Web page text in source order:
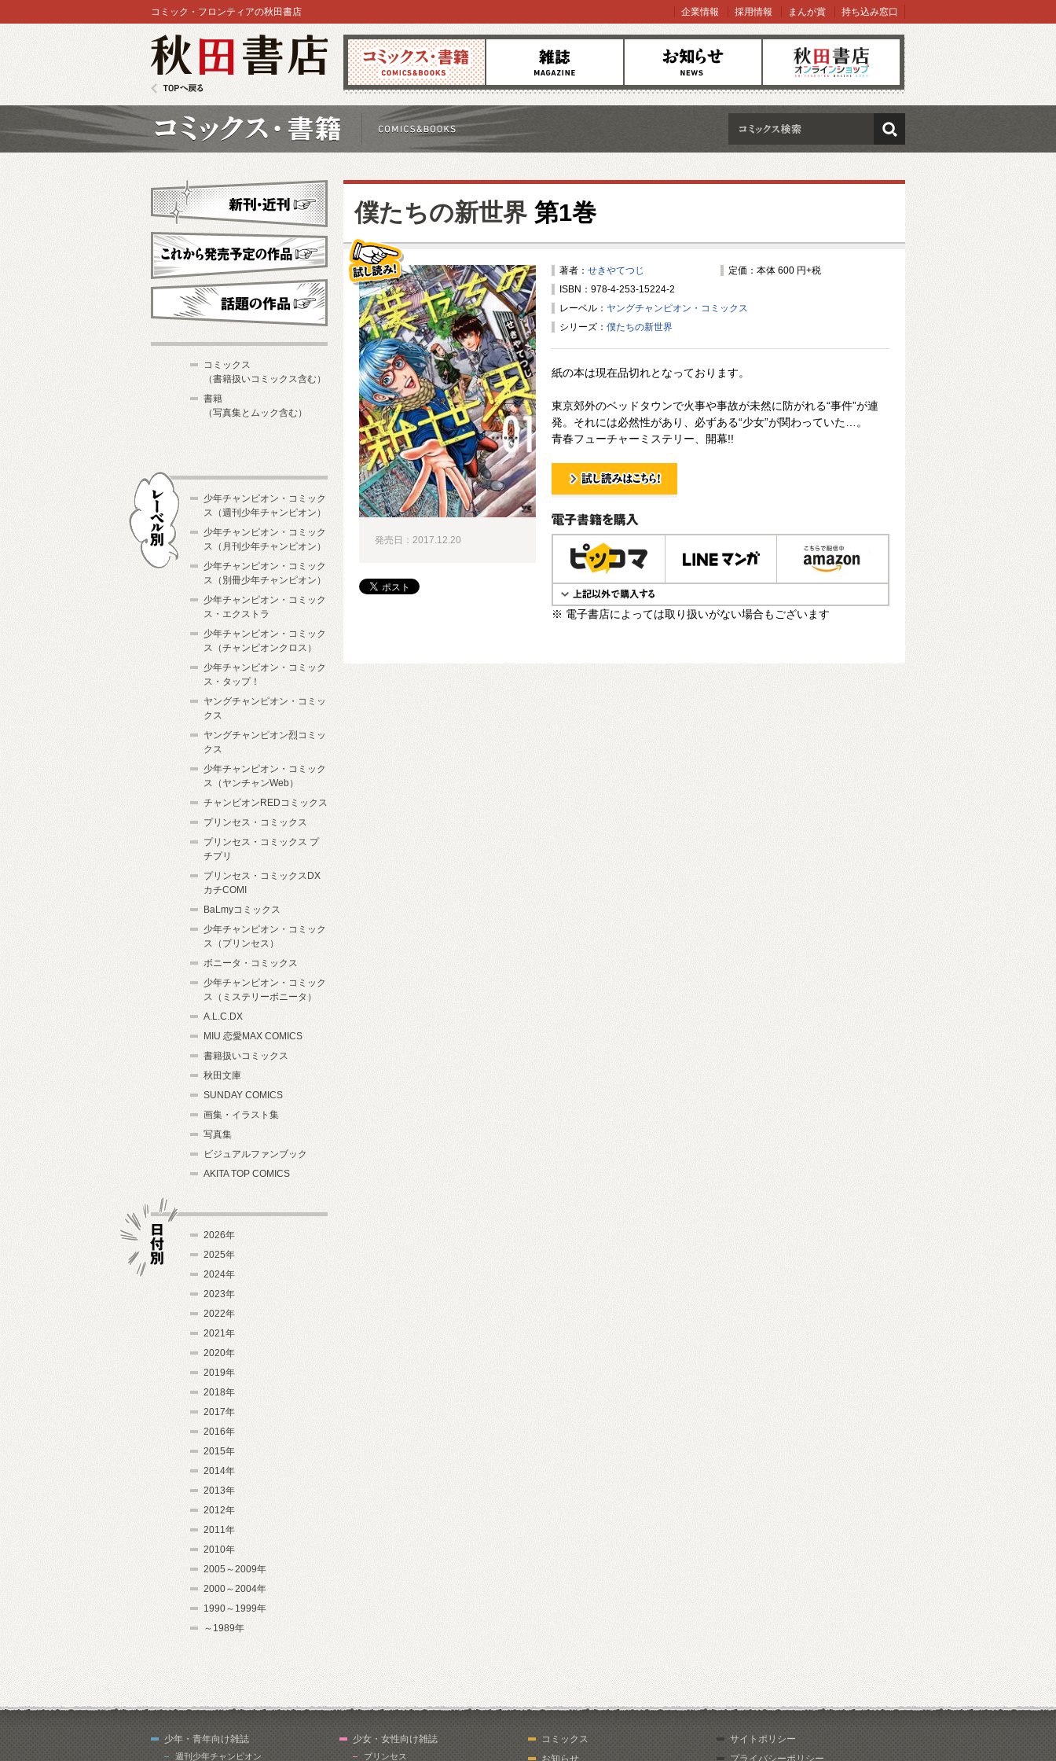
コミックス 雑誌 お知らせ オンラインショップ
コミック・フロンティアの秋田書店 企業情報 採用情報 まんが賞 持ち込み窓口
検索
僕たちの新世界 第1巻
著者： せきやてつじ
定価：本体 600 円+税
ISBN：978-4-253-15224-2
レーベル： ヤングチャンピオン・コミックス
シリーズ： 僕たちの新世界
紙の本は現在品切れとなっております。
東京郊外のベッドタウンで火事や事故が未然に防がれる“事件”が連
発。それには必然性があり、必ずある“少女”が関わっていた…。
青春フューチャーミステリー、開幕!!
試し読み！
電子書籍で購入
※ 電子書店によっては取り扱いがない場合もございます
発売日：2017.12.20
新刊・近刊
これから発売予定
コミックス
（書籍扱いコミックス含む）
書籍
（写真集とムック含む）
少年チャンピオン・コミック
ス（週刊少年チャンピオン）
少年チャンピオン・コミック
ス（月刊少年チャンピオン）
少年チャンピオン・コミック
ス（別冊少年チャンピオン）
少年チャンピオン・コミック
ス・エクストラ
少年チャンピオン・コミック
ス（チャンピオンクロス）
少年チャンピオン・コミック
ス・タップ！
ヤングチャンピオン・コミッ
クス
ヤングチャンピオン烈コミッ
クス
少年チャンピオン・コミック
ス（ヤンチャンWeb）
チャンピオンREDコミックス
プリンセス・コミックス
プリンセス・コミックス プ
チプリ
プリンセス・コミックスDX
カチCOMI
BaLmyコミックス
少年チャンピオン・コミック
ス（プリンセス）
ボニータ・コミックス
少年チャンピオン・コミック
ス（ミステリーボニータ）
A.L.C.DX
MIU 恋愛MAX COMICS
書籍扱いコミックス
秋田文庫
SUNDAY COMICS
画集・イラスト集
写真集
ビジュアルファンブック
AKITA TOP COMICS
2026年
2025年
2024年
2023年
2022年
2021年
2020年
2019年
2018年
2017年
2016年
2015年
2014年
2013年
2012年
2011年
2010年
2005～2009年
2000～2004年
1990～1999年
～1989年
少年・青年向け雑誌
週刊少年チャンピオン
少女・女性向け雑誌
プリンセス
コミックス
お知らせ
サイトポリシー
プライバシーポリシー